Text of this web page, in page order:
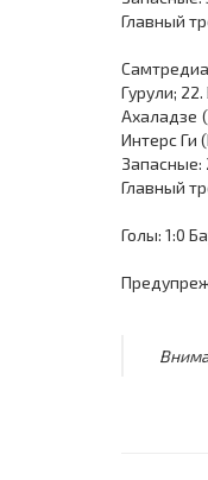
Главный
Гурули;
Ахаладзе
Интерс Ги
Запасные:
Главный
Голы: 1:0